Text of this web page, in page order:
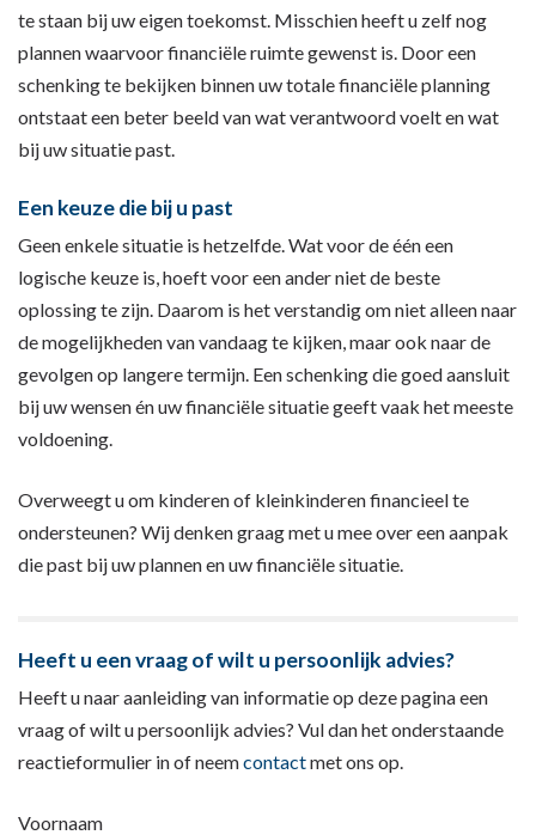
te staan bij uw eigen toekomst. Misschien heeft u zelf nog
plannen waarvoor financiële ruimte gewenst is. Door een
schenking te bekijken binnen uw totale financiële planning
ontstaat een beter beeld van wat verantwoord voelt en wat
bij uw situatie past.
Een keuze die bij u past
Geen enkele situatie is hetzelfde. Wat voor de één een
logische keuze is, hoeft voor een ander niet de beste
oplossing te zijn. Daarom is het verstandig om niet alleen naar
de mogelijkheden van vandaag te kijken, maar ook naar de
gevolgen op langere termijn. Een schenking die goed aansluit
bij uw wensen én uw financiële situatie geeft vaak het meeste
voldoening.
Overweegt u om kinderen of kleinkinderen financieel te
ondersteunen? Wij denken graag met u mee over een aanpak
die past bij uw plannen en uw financiële situatie.
Heeft u een vraag of wilt u persoonlijk advies?
Heeft u naar aanleiding van informatie op deze pagina een
vraag of wilt u persoonlijk advies? Vul dan het onderstaande
reactieformulier in of neemcontactmet ons op.
Voornaam